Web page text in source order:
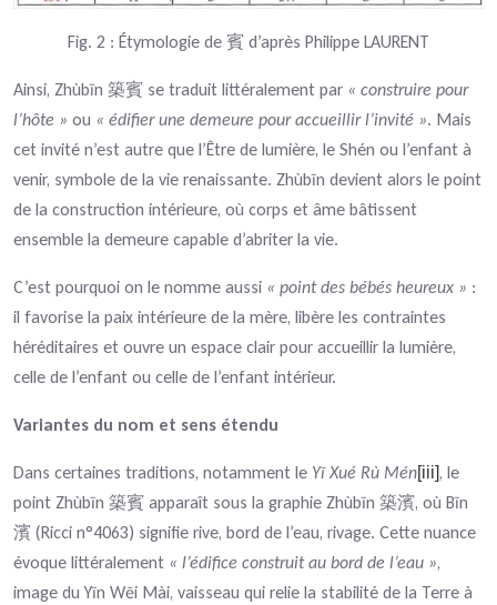
Fig. 2 : Étymologie de 賓 d’après Philippe LAURENT
Ainsi, Zhùbīn 築賓 se traduit littéralement par « construire pour
l’hôte » ou « édifier une demeure pour accueillir l’invité ». Mais
cet invité n’est autre que l’Être de lumière, le Shén ou l’enfant à
venir, symbole de la vie renaissante. Zhùbīn devient alors le point
de la construction intérieure, où corps et âme bâtissent
ensemble la demeure capable d’abriter la vie.
C’est pourquoi on le nomme aussi « point des bébés heureux » :
il favorise la paix intérieure de la mère, libère les contraintes
héréditaires et ouvre un espace clair pour accueillir la lumière,
celle de l’enfant ou celle de l’enfant intérieur.
Variantes du nom et sens étendu
Dans certaines traditions, notamment le Yī Xué Rù Mén[iii], le
point Zhùbīn 築賓 apparaît sous la graphie Zhùbīn 築濱, où Bīn
濱 (Ricci n°4063) signifie rive, bord de l’eau, rivage. Cette nuance
évoque littéralement « l’édifice construit au bord de l’eau »,
image du Yīn Wēi Mài, vaisseau qui relie la stabilité de la Terre à